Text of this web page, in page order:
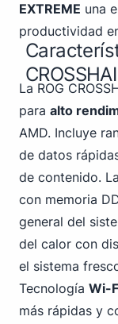
EXTREME una
productividad
La ROG
para alto
AMD. Incluye
de datos
de contenido.
con memoria
general del
del calor con
el sistema
Tecnología Wi-
más rápidas y